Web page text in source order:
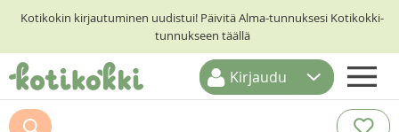
Kotikokin kirjautuminen uudistui! Päivitä Alma-tunnuksesi Kotikokki-
tunnukseen täällä
ETUSIVU
Kirjaudu